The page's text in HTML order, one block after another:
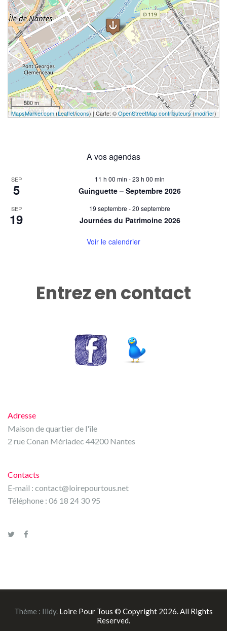
500 m
2000 ft
MapsMarker.com(Leaflet/icons) | Carte: ©OpenStreetMap contributeurs(modifier)
A vos agendas
SEP
5
11 h 00 min -23 h 00 min
Guinguette – Septembre 2026
SEP
19
19 septembre -20 septembre
Journées du Patrimoine 2026
Voir le calendrier
Entrez en contact
Adresse
Maison de quartier de l'île
2 rue Conan Mériadec 44200 Nantes
Contacts
E-mail : contact@loirepourtous.net
Téléphone : 06 18 24 30 95
Thème : Illdy. Loire Pour Tous © Copyright 2026. All Rights
Reserved.